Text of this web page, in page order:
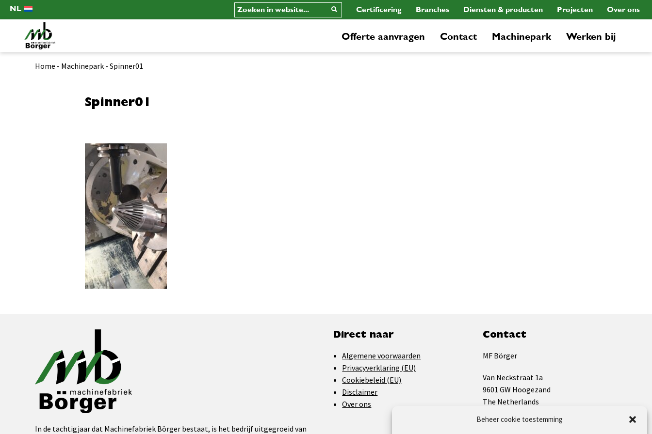
Beheer cookie toestemming
NL Certificering Branches Diensten & producten Projecten Over ons
Offerte aanvragen Contact Machinepark Werken bij
Home - Machinepark - Spinner01
Spinner01
In de tachtigjaar dat Machinefabriek Börger bestaat, is het bedrijf uitgegroeid van
Direct naar
Algemene voorwaarden
Privacyverklaring (EU)
Cookiebeleid (EU)
Disclaimer
Over ons
Contact
MF Börger
Van Neckstraat 1a
9601 GW Hoogezand
The Netherlands